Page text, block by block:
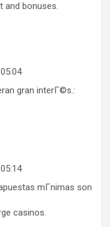
and bonuses.
gran interГ©s.:
mГ­nimas son
casinos.